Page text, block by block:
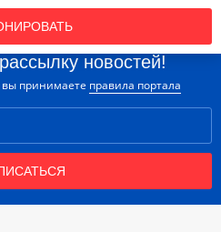
новостей!
вы принимаете правила портала